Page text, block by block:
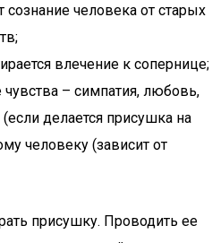
сознание человека от старых
влечение к сопернице;
– симпатия, любовь,
делается присушка на
человеку (зависит от
присушку. Проводить ее